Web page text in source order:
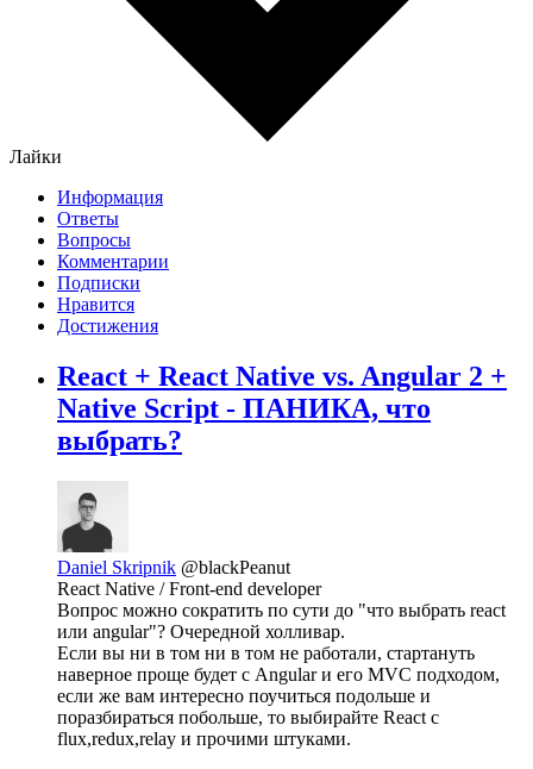
Лайки
Информация
Ответы
Вопросы
Комментарии
Подписки
Нравится
Достижения
React + React Native vs. Angular 2 +
Native Script - ПАНИКА, что
выбрать?
Daniel Skripnik @blackPeanut
React Native / Front-end developer
Вопрос можно сократить по сути до "что выбрать react
или angular"? Очередной холливар.
Если вы ни в том ни в том не работали, стартануть
наверное проще будет с Angular и его MVC подходом,
если же вам интересно поучиться подольше и
поразбираться побольше, то выбирайте React с
flux,redux,relay и прочими штуками.